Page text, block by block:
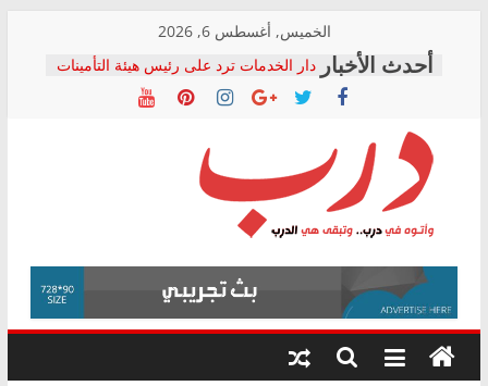
content
الخميس, أغسطس 6, 2026
دار الخدمات ترد على رئيس هيئة التأمينات
بعد مؤتمره الصحفي: إنكار الأزمة لا ينهي
معاناة أصحاب المعاشات.. ونطالب بكشف
فرحات سليمان يكتب: القطاع الصحي إلى
أين؟
حزب التحالف الشعبي يطلق لجنة “الحق
في الصحة” بالإسكندرية لرصد الانتهاكات
ودعم المرضى
الوزاري لمدينة الصحفيين.. وانتهاء أعمال
إنشاء المبنى الإداري
المجلس القومي لحقوق الإنسان يعلن
متابعة قضية الدكتور محمد زهران.. ويؤكد:
قرينة البراءة وضمانات المحاكمة العادلة
درب
وأتوه
درب..
وتبقى
هي